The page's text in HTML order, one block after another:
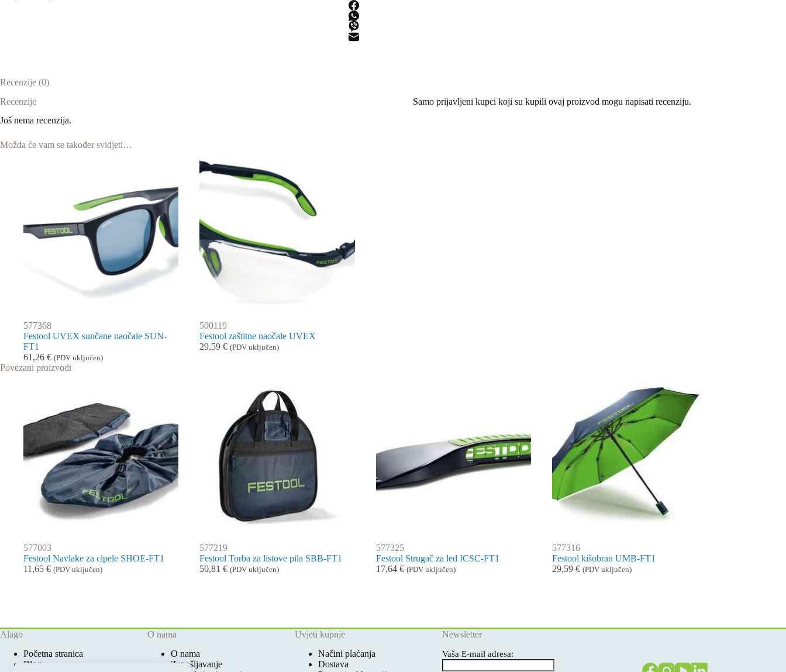
Recenzije (0)
Recenzije
Još nema recenzija.
Samo prijavljeni kupci koji su kupili ovaj proizvod mogu napisati recenziju.
Možda će vam se također svidjeti…
577368
Festool UVEX sunčane naočale SUN-
FT1
61,26 € (PDV uključen)
500119
Festool zaštitne naočale UVEX
29,59€ (PDV uključen)
Povezani proizvodi
577003
Festool Navlake za cipele SHOE-FT1
11,65 € (PDV uključen)
577219
Festool Torba za listove pila SBB-FT1
50,81€ (PDV uključen)
577325
Festool Strugač za led ICSC-FT1
17,64 € (PDV uključen)
577316
Festool kišobran UMB-FT1
29,59€ (PDV uključen)
Alago
Početna stranica
Blog
O nama
O nama
Zapošljavanje
Uvjeti kupnje
Načini plaćanja
Dostava
Newsletter
Vaša E-mail adresa: